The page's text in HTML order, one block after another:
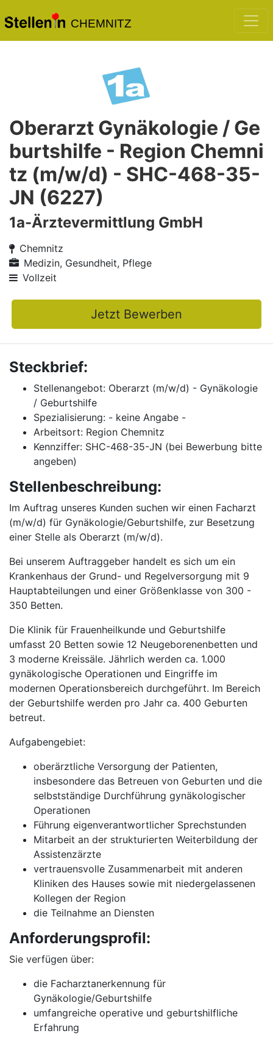
CHEMNITZ
Oberarzt Gynäkologie / Ge
burtshilfe - Region Chemni
tz (m/w/d) - SHC-468-35-
JN (6227)
1a-Ärztevermittlung GmbH
Chemnitz
Medizin, Gesundheit, Pflege
Vollzeit
Jetzt Bewerben
Steckbrief:
Stellenangebot: Oberarzt (m/w/d) - Gynäkologie
/ Geburtshilfe
Spezialisierung: - keine Angabe -
Arbeitsort: Region Chemnitz
Kennziffer: SHC-468-35-JN (bei Bewerbung bitte
angeben)
Stellenbeschreibung:
Im Auftrag unseres Kunden suchen wir einen Facharzt
(m/w/d) für Gynäkologie/Geburtshilfe, zur Besetzung
einer Stelle als Oberarzt (m/w/d).
Bei unserem Auftraggeber handelt es sich um ein
Krankenhaus der Grund- und Regelversorgung mit 9
Hauptabteilungen und einer Größenklasse von 300 -
350 Betten.
Die Klinik für Frauenheilkunde und Geburtshilfe
umfasst 20 Betten sowie 12 Neugeborenenbetten und
3 moderne Kreissäle. Jährlich werden ca. 1.000
gynäkologische Operationen und Eingriffe im
modernen Operationsbereich durchgeführt. Im Bereich
der Geburtshilfe werden pro Jahr ca. 400 Geburten
betreut.
Aufgabengebiet:
oberärztliche Versorgung der Patienten,
insbesondere das Betreuen von Geburten und die
selbstständige Durchführung gynäkologischer
Operationen
Führung eigenverantwortlicher Sprechstunden
Mitarbeit an der strukturierten Weiterbildung der
Assistenzärzte
vertrauensvolle Zusammenarbeit mit anderen
Kliniken des Hauses sowie mit niedergelassenen
Kollegen der Region
die Teilnahme an Diensten
Anforderungsprofil:
Sie verfügen über:
die Facharztanerkennung für
Gynäkologie/Geburtshilfe
umfangreiche operative und geburtshilfliche
Erfahrung